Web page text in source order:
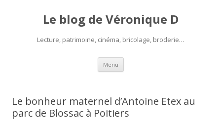
Le blog de Véronique D
Lecture, patrimoine, cinéma, bricolage, broderie…
Menu Aller
contenu
Le bonheur maternel d’Antoine Etex au
parc de Blossac à Poitiers